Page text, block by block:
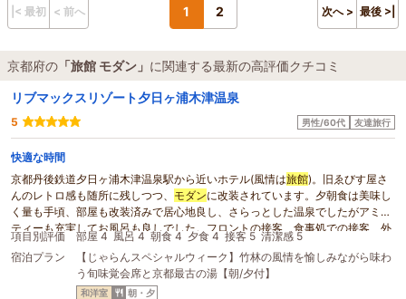
|< 最初 < 前へ 1 2 次へ > 最後 >|
京都府の 「旅館 モダン」 に関連する最新の高評価クチコミ
リブマックスリゾート夕日ヶ浦木津温泉
5 男性/60代 友達旅行
快適な時間
京都丹後鉄道夕日ヶ浦木津温泉駅から近いホテル(風情は旅館)。旧ゑびす屋さ
んのレトロ感も随所に残しつつ、 モダンに改装されています。夕朝食は美味し
く量も手頃、部屋も改装済みで居心地良し、さらっとした温泉でしたがアミニ
ティーも充実してお風呂も良しでした。フロントの接客、食事処での接客、外
国人スタッフが多いですが、日本人スタッフも含めホスピタリティに溢れてい
ました。また訪ねたい施設です。
項目別評価 部屋 4 風呂 4 朝食 4 夕食 4 接客 5 清潔感 5
宿泊プラン
【じゃらんスペシャルウィーク】竹林の風情を愉しみながら味わ
う旬味覚会席と京都最古の湯【朝/夕付】
和洋室 朝・夕